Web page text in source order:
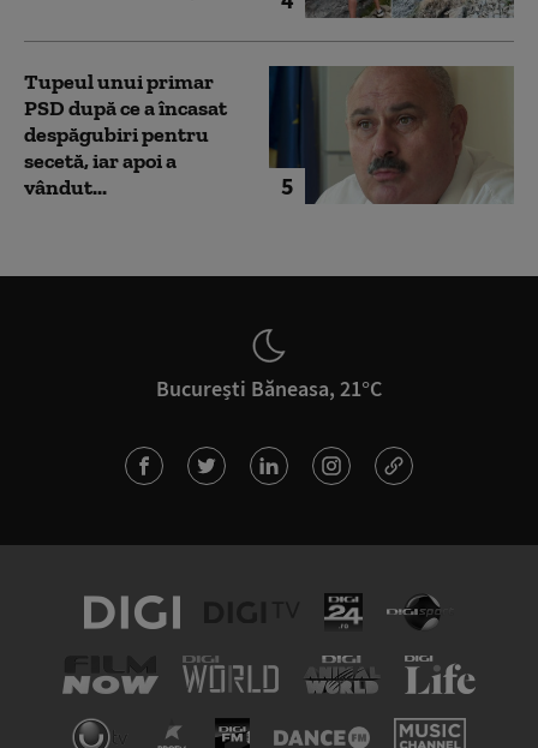
5
Tupeul unui primar
PSD după ce a încasat
despăgubiri pentru
secetă, iar apoi a
vândut...
București Băneasa, 21°C